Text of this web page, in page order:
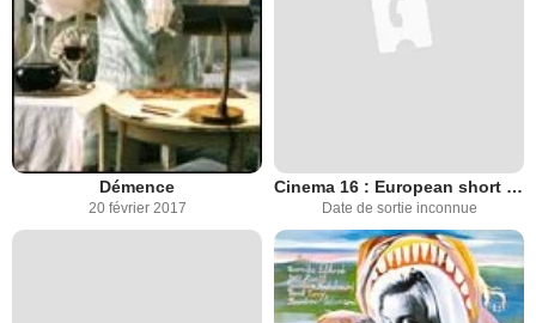
Démence
20 février 2017
Cinema 16 : European short films
Date de sortie inconnue